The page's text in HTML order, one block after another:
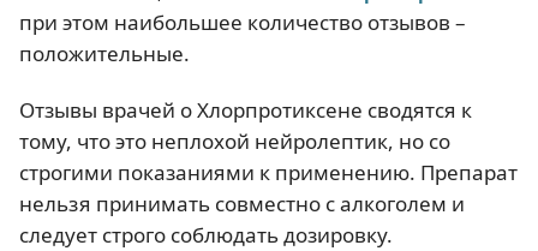
при этом наибольшее количество отзывов –
положительные.
Отзывы врачей о Хлорпротиксене сводятся к
тому, что это неплохой нейролептик, но со
строгими показаниями к применению. Препарат
нельзя принимать совместно с алкоголем и
следует строго соблюдать дозировку.